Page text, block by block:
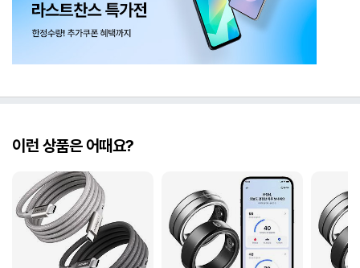
이런 상품은 어때요?